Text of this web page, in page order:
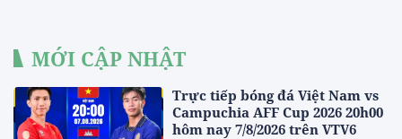
MỚI CẬP NHẬT
Trực tiếp bóng đá Việt Nam vs
Campuchia AFF Cup 2026 20h00
hôm nay 7/8/2026 trên VTV6